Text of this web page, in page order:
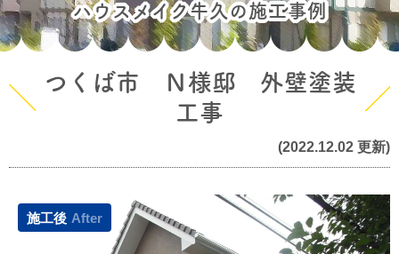
ハウスメイク牛久の施工事例
つくば市 Ｎ様邸 外壁塗装
工事
(2022.12.02 更新)
施工後 After